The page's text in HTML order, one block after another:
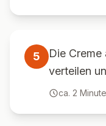
5
Die
verteilen
ca. 2